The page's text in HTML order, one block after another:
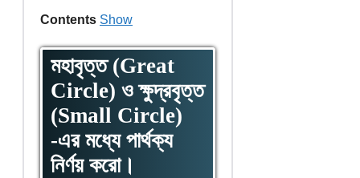
ContentsShow
মহাবৃত্ত (Great
Circle) ও ক্ষুদ্রবৃত্ত
(Small Circle)
-এর মধ্যে পার্থক্য
নির্ণয় করো।